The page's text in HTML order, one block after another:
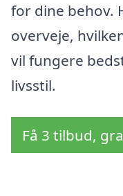
for dine behov.
overveje,
vil fungere
livsstil.
Få 3 tilbud,